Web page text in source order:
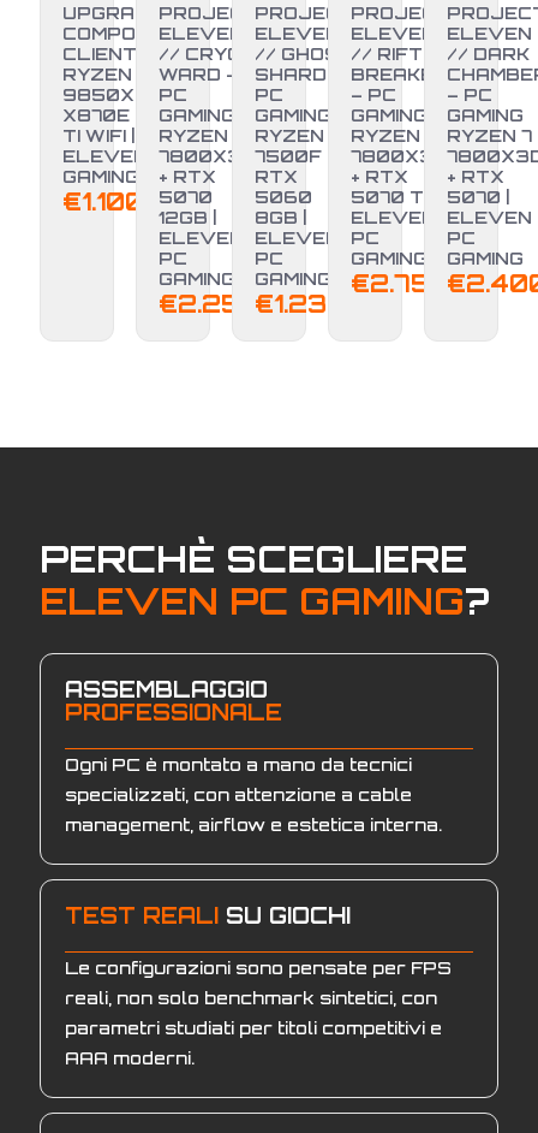
NUOVO
UPGRADE
COMPONENTI
CLIENTE –
RYZEN 7
9850X3D +
X870E EDGE
TI WIFI |
ELEVEN PC
GAMING
€1.100,00
PROJECT
ELEVEN
// CRYO
WARD –
PC
GAMING
RYZEN 7
7800X3D
+ RTX
5070
12GB |
ELEVEN
PC
GAMING
€2.250,00
PROJECT
ELEVEN
// GHOST
SHARD –
PC
GAMING
RYZEN 5
7500F +
RTX
5060
8GB |
ELEVEN
PC
GAMING
€1.239,00
NUOVO
PROJECT
ELEVEN
// RIFT
BREAKER
– PC
GAMING
RYZEN 7
7800X3D
+ RTX
5070 TI |
ELEVEN
PC
GAMING
€2.750,00
ELEVEN
// DARK
– PC
GAMING
RYZEN 7
+ RTX
5070 |
ELEVEN
PC
GAMING
€
PERCHÈ SCEGLIERE
ELEVEN PC GAMING?
ASSEMBLAGGIO
PROFESSIONALE
Ogni PC è montato a mano da tecnici
specializzati, con attenzione a cable
management, airflow e estetica interna.
TEST REALI SU GIOCHI
Le configurazioni sono pensate per FPS
reali, non solo benchmark sintetici, con
parametri studiati per titoli competitivi e
AAA moderni.